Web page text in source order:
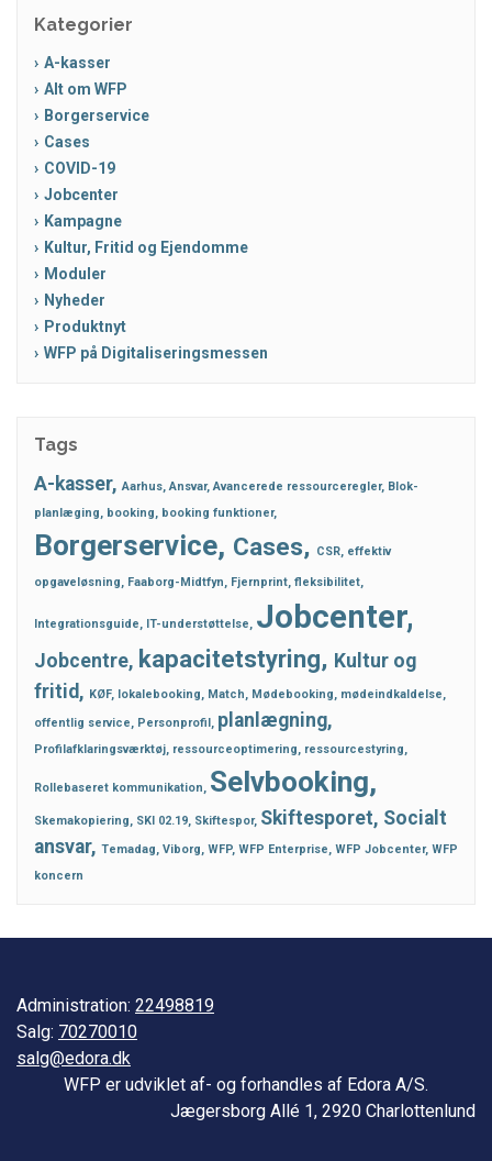
Kategorier
A-kasser
Alt om WFP
Borgerservice
Cases
COVID-19
Jobcenter
Kampagne
Kultur, Fritid og Ejendomme
Moduler
Nyheder
Produktnyt
WFP på Digitaliseringsmessen
Tags
A-kasser Aarhus Ansvar Avancerede ressourceregler Blok-
planlæging
booking booking funktioner
Borgerservice Cases CSR effektiv
opgaveløsning Faaborg-Midtfyn Fjernprint fleksibilitet
Integrationsguide IT-understøttelse Jobcenter
Jobcentre kapacitetstyring
Kultur og
fritid
KØF lokalebooking Match Mødebooking
mødeindkaldelse
offentlig service
Personprofil planlægning
Profilafklaringsværktøj ressourceoptimering ressourcestyring
Rollebaseret kommunikation Selvbooking
Skemakopiering SKI 02.19 Skiftespor Skiftesporet Socialt
ansvar
Temadag Viborg WFP WFP Enterprise WFP Jobcenter WFP
koncern
Administration: 22498819
Salg: 70270010
salg@edora.dk
WFP er udviklet af- og forhandles af Edora A/S.
Jægersborg Allé 1, 2920 Charlottenlund